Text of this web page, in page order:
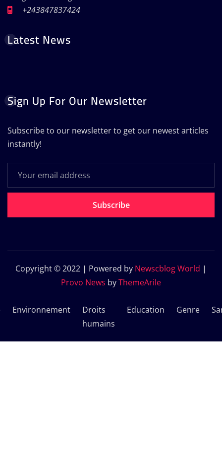
+243847837424
Latest News
Sign Up For Our Newsletter
Subscribe to our newsletter to get our newest articles
instantly!
Subscribe
Copyright © 2022 | Powered by Newscblog World |
Provo News byThemeArile
Environnement
Droits
humains
Education Genre